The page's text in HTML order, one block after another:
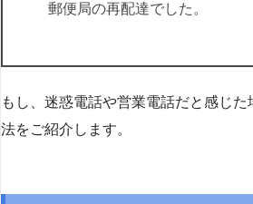
郵便局の再配達でした。
もし、迷惑電話や営業電話だと感じ
法をご紹介します。